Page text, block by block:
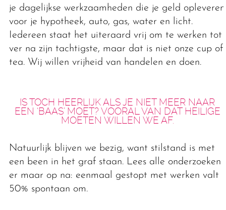
je dagelijkse werkzaamheden die je geld opleveren
voor je hypotheek, auto, gas, water en licht.
Iedereen staat het uiteraard vrij om te werken tot
ver na zijn tachtigste, maar dat is niet onze cup of
tea. Wij willen vrijheid van handelen en doen.
IS TOCH HEERLIJK ALS JE NIET MEER NAAR
EEN ‘BAAS’ MOET? VOORAL VAN DAT HEILIGE
MOETEN WILLEN WE AF.
Natuurlijk blijven we bezig, want stilstand is met
een been in het graf staan. Lees alle onderzoeken
er maar op na: eenmaal gestopt met werken valt
50% spontaan om.